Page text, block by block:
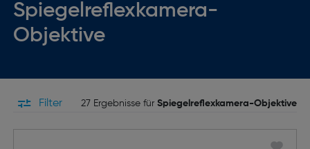
Spiegelreflexkamera-
Objektive
Filter 27 Ergebnisse für Spiegelreflexkamera-Objektive